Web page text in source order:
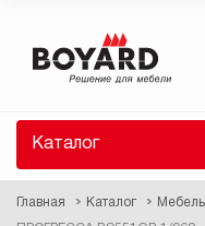
Каталог
Главная Каталог
высланы вам по E-
ссылку для